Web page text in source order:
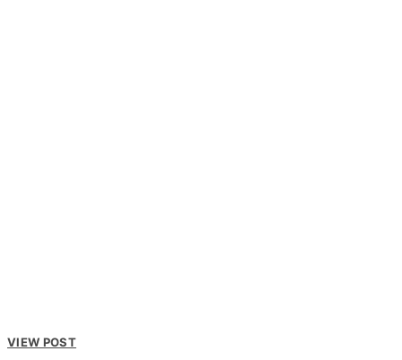
VIEW POST